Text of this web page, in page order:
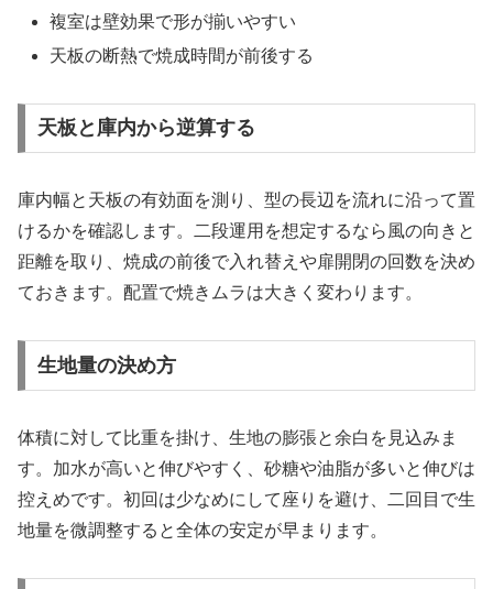
複室は壁効果で形が揃いやすい
天板の断熱で焼成時間が前後する
天板と庫内から逆算する
庫内幅と天板の有効面を測り、型の長辺を流れに沿って置
けるかを確認します。二段運用を想定するなら風の向きと
距離を取り、焼成の前後で入れ替えや扉開閉の回数を決め
ておきます。配置で焼きムラは大きく変わります。
生地量の決め方
体積に対して比重を掛け、生地の膨張と余白を見込みま
す。加水が高いと伸びやすく、砂糖や油脂が多いと伸びは
控えめです。初回は少なめにして座りを避け、二回目で生
地量を微調整すると全体の安定が早まります。